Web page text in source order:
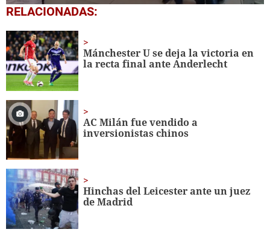
0
seconds
1
minute,
56
seconds
RELACIONADAS:
Mánchester U se deja la victoria en
la recta final ante Anderlecht
AC Milán fue vendido a
inversionistas chinos
Hinchas del Leicester ante un juez
de Madrid